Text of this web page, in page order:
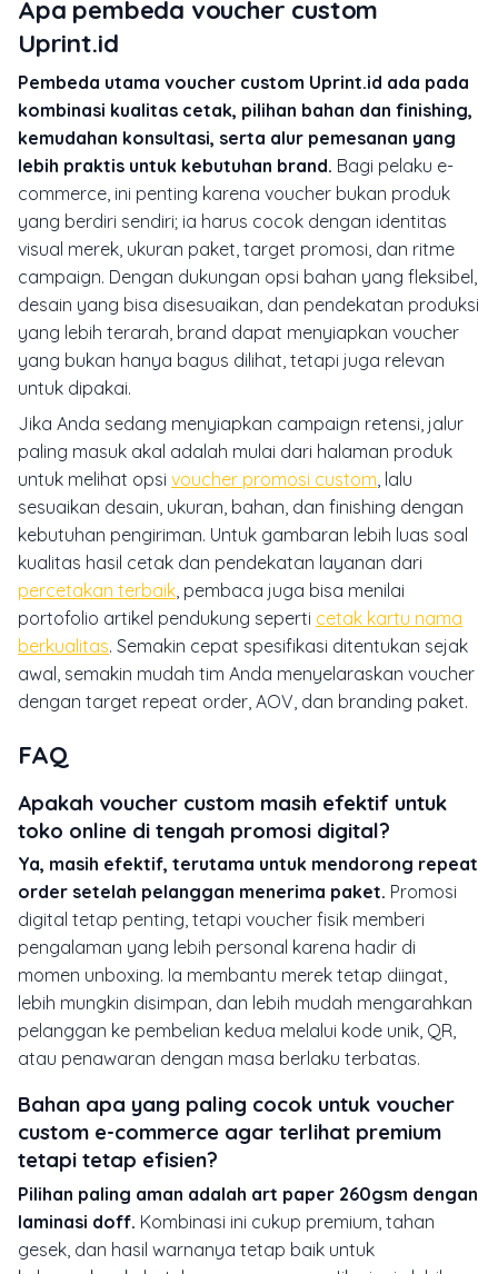
Apa pembeda voucher custom
Uprint.id
Pembeda utama voucher custom Uprint.id ada pada
kombinasi kualitas cetak, pilihan bahan dan finishing,
kemudahan konsultasi, serta alur pemesanan yang
lebih praktis untuk kebutuhan brand. Bagi pelaku e-
commerce, ini penting karena voucher bukan produk
yang berdiri sendiri; ia harus cocok dengan identitas
visual merek, ukuran paket, target promosi, dan ritme
campaign. Dengan dukungan opsi bahan yang fleksibel,
desain yang bisa disesuaikan, dan pendekatan produksi
yang lebih terarah, brand dapat menyiapkan voucher
yang bukan hanya bagus dilihat, tetapi juga relevan
untuk dipakai.
Jika Anda sedang menyiapkan campaign retensi, jalur
paling masuk akal adalah mulai dari halaman produk
untuk melihat opsi voucher promosi custom , lalu
sesuaikan desain, ukuran, bahan, dan finishing dengan
kebutuhan pengiriman. Untuk gambaran lebih luas soal
kualitas hasil cetak dan pendekatan layanan dari
percetakan terbaik , pembaca juga bisa menilai
portofolio artikel pendukung seperti cetak kartu nama
berkualitas. Semakin cepat spesifikasi ditentukan sejak
awal, semakin mudah tim Anda menyelaraskan voucher
dengan target repeat order, AOV, dan branding paket.
FAQ
Apakah voucher custom masih efektif untuk
toko online di tengah promosi digital?
Ya, masih efektif, terutama untuk mendorong repeat
order setelah pelanggan menerima paket. Promosi
digital tetap penting, tetapi voucher fisik memberi
pengalaman yang lebih personal karena hadir di
momen unboxing. Ia membantu merek tetap diingat,
lebih mungkin disimpan, dan lebih mudah mengarahkan
pelanggan ke pembelian kedua melalui kode unik, QR,
atau penawaran dengan masa berlaku terbatas.
Bahan apa yang paling cocok untuk voucher
custom e-commerce agar terlihat premium
tetapi tetap efisien?
Pilihan paling aman adalah art paper 260gsm dengan
laminasi doff. Kombinasi ini cukup premium, tahan
gesek, dan hasil warnanya tetap baik untuk